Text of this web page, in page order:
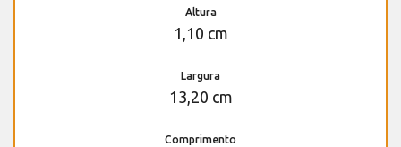
Altura
1,10 cm
Largura
13,20 cm
Comprimento